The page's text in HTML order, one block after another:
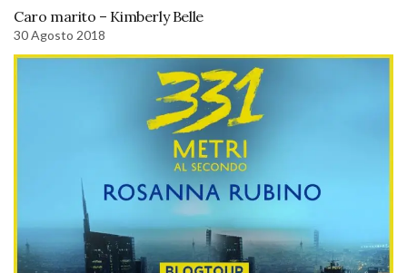
Caro marito – Kimberly Belle
30 Agosto 2018